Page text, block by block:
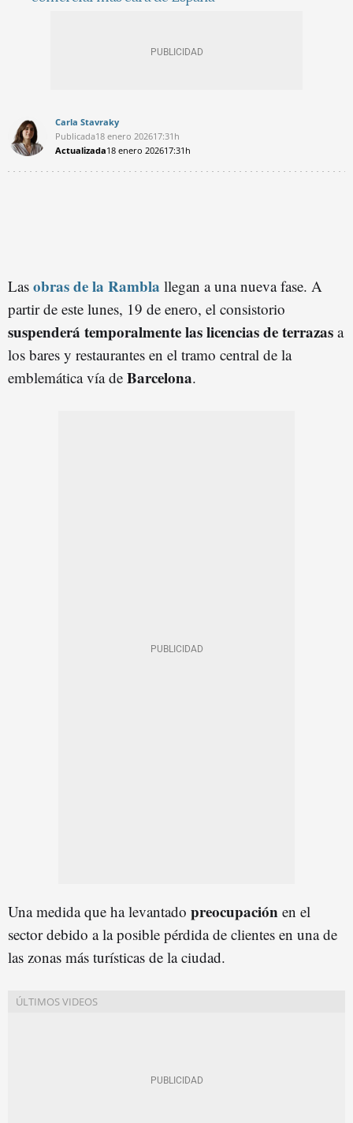
Carla Stavraky
Publicada18 enero 202617:31h
Actualizada18 enero 202617:31h
Las obras de la Rambla llegan a una nueva fase. A
partir de este lunes, 19 de enero, el consistorio
suspenderá temporalmente las licencias de terrazas a
los bares y restaurantes en el tramo central de la
emblemática vía de Barcelona.
Una medida que ha levantado preocupación en el
sector debido a la posible pérdida de clientes en una de
las zonas más turísticas de la ciudad.